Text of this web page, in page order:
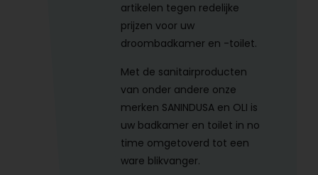
artikelen tegen redelijke
prijzen voor uw
droombadkamer en -toilet.
Met de sanitairproducten
van onder andere onze
merken SANINDUSA en OLI is
uw badkamer en toilet in no
time omgetoverd tot een
ware blikvanger.